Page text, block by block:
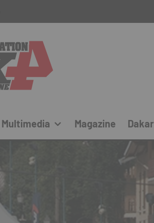
Multimedia Magazine Dakar